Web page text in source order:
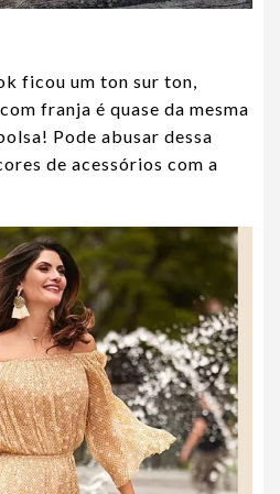
ficou um ton sur ton,
franja é quase da mesma
Pode abusar dessa
de acessórios com a